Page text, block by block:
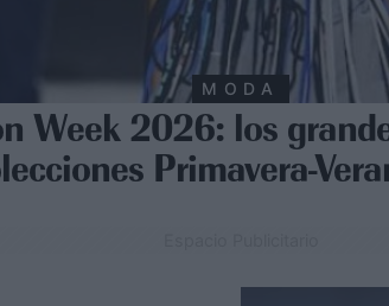
MODA
Week 2026: los
Primavera-